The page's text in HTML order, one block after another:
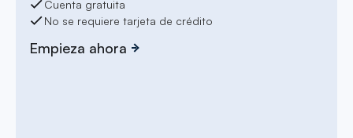
Cuenta gratuita
No se requiere tarjeta de crédito
Empieza ahora